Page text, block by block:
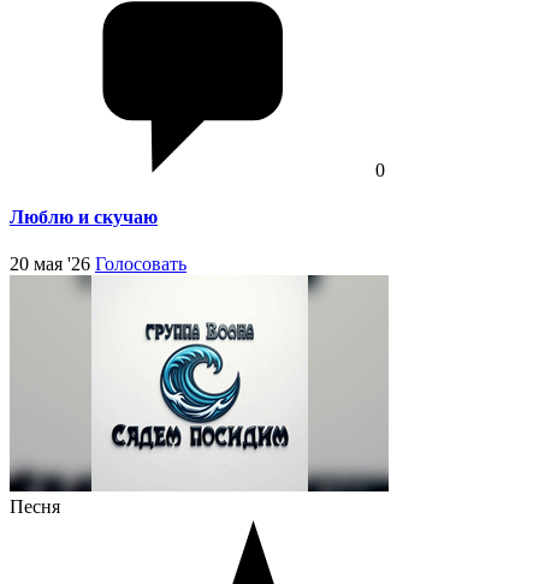
0
Люблю и скучаю
20 мая '26 Голосовать
Песня